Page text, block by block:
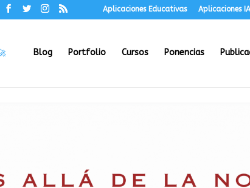
Aplicaciones Educativas Aplicaciones IA
Blog Portfolio Cursos Ponencias